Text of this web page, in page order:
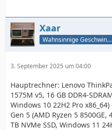
Xaar
Wahnsinnige Geschwindigkeit - und los!
3. September 2025 um 04:00
Hauptrechner: Lenovo
1575M v5, 16 GB DDR4-
Windows 10 22H2 Pro
Gen 5 (AMD Ryzen 5 8500GE,
TB NVMe SSD, Windows 11